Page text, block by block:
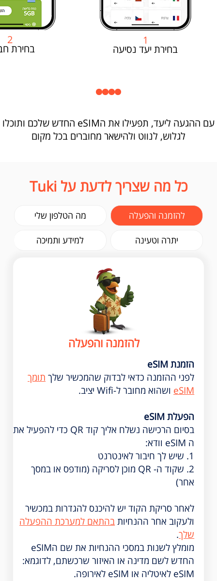
1
בחירת יעד נסיעה
2
בחירת
עם ההגעה ליעד, תפעילו את הeSIM החדש שלכם ותוכלו
לגלוש, לנווט ולהישאר מחוברים בכל מקום
כל מה שצריך לדעת על Tuki
להזמנה והפעלה מה הטלפון שלי
יתרה וטעינה למידע ותמיכה
להזמנה והפעלה
הזמנת eSIM
לפני ההזמנה כדאי לבדוק שהמכשיר שלך תומך
eSIM ושהוא מחובר ל-Wifi יציב.
הפעלת eSIM
בסיום הרכישה נשלח אליך קוד QR כדי להפעיל את
ה eSIM וודא:
1. שיש לך חיבור לאינטרנט
2. שקוד ה- QR מוכן לסריקה (מודפס או במסך
אחר)
לאחר סריקת הקוד יש להיכנס להגדרות במכשיר
ולעקוב אחר ההנחיותבהתאם למערכת ההפעלה
שלך.
מומלץ לשנות במסכי ההנחיות את שם הeSIM
החדש לשם מדינה או האיזור שרכשתם, לדוגמא:
eSIM לאיטליה או eSIM לאירופה.